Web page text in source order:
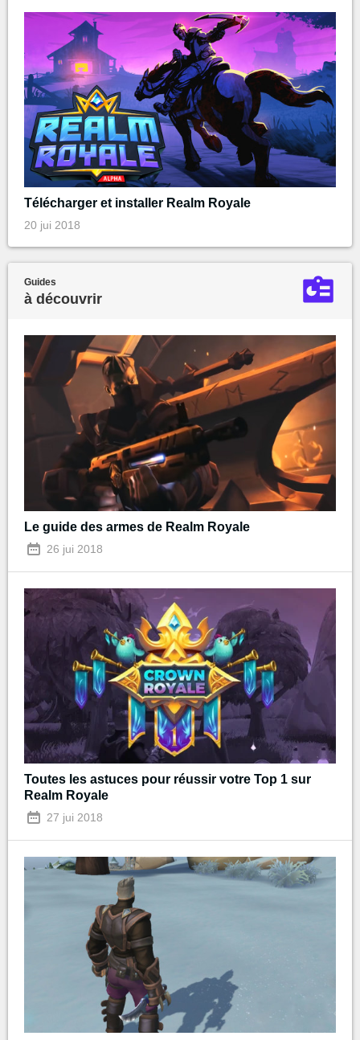
Télécharger et installer Realm Royale
20 jui 2018
Guides
à découvrir
Le guide des armes de Realm Royale
26 jui 2018
Toutes les astuces pour réussir votre Top 1 sur
Realm Royale
27 jui 2018